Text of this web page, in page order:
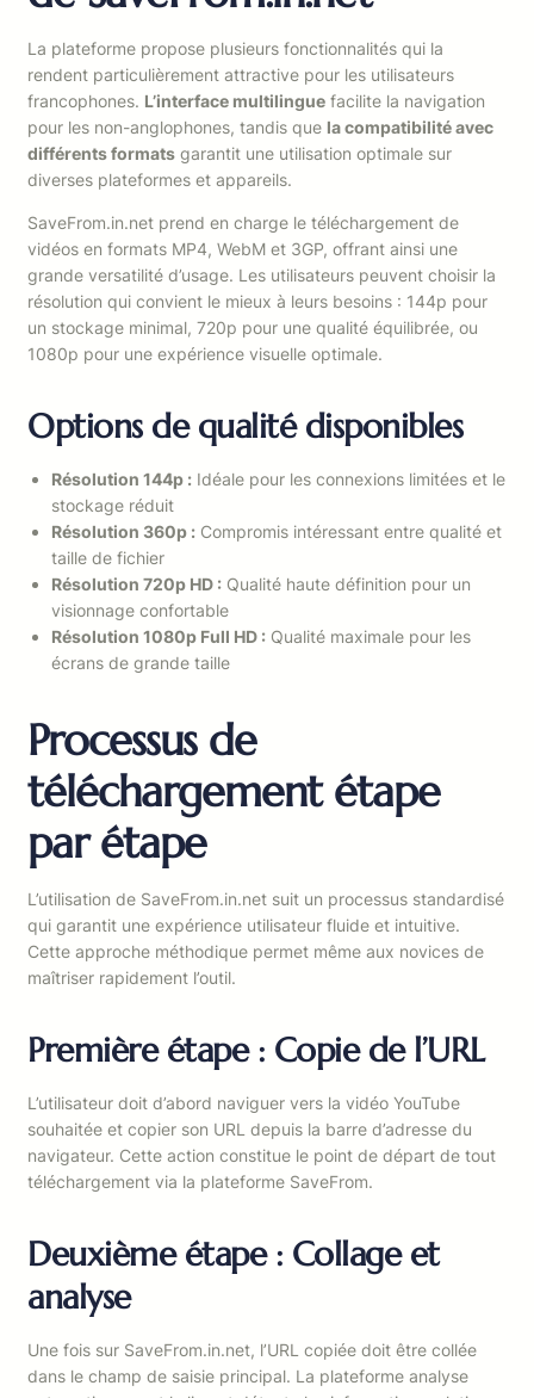
La plateforme propose plusieurs fonctionnalités qui la
rendent particulièrement attractive pour les utilisateurs
francophones. L’interface multilingue facilite la navigation
pour les non-anglophones, tandis que la compatibilité avec
différents formats garantit une utilisation optimale sur
diverses plateformes et appareils.
SaveFrom.in.net prend en charge le téléchargement de
vidéos en formats MP4, WebM et 3GP, offrant ainsi une
grande versatilité d’usage. Les utilisateurs peuvent choisir la
résolution qui convient le mieux à leurs besoins : 144p pour
un stockage minimal, 720p pour une qualité équilibrée, ou
1080p pour une expérience visuelle optimale.
Options de qualité disponibles
Résolution 144p : Idéale pour les connexions limitées et le
stockage réduit
Résolution 360p : Compromis intéressant entre qualité et
taille de fichier
Résolution 720p HD : Qualité haute définition pour un
visionnage confortable
Résolution 1080p Full HD : Qualité maximale pour les
écrans de grande taille
Processus de
téléchargement étape
par étape
L’utilisation de SaveFrom.in.net suit un processus standardisé
qui garantit une expérience utilisateur fluide et intuitive.
Cette approche méthodique permet même aux novices de
maîtriser rapidement l’outil.
Première étape : Copie de l’URL
L’utilisateur doit d’abord naviguer vers la vidéo YouTube
souhaitée et copier son URL depuis la barre d’adresse du
navigateur. Cette action constitue le point de départ de tout
téléchargement via la plateforme SaveFrom.
Deuxième étape : Collage et
analyse
Une fois sur SaveFrom.in.net, l’URL copiée doit être collée
dans le champ de saisie principal. La plateforme analyse